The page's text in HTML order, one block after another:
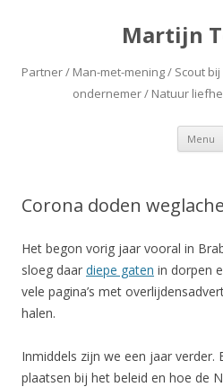
Martijn
Partner / Man-met-mening / Scout
ondernemer / Natuur
Menu
Corona doden
Het begon vorig jaar vooral in
sloeg daar diepe gaten in dorpen
vele pagina’s met
halen.
Inmiddels zijn we een jaar verder.
plaatsen bij het beleid en hoe de